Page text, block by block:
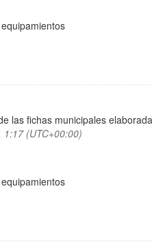
las fichas municipales
(UTC+00:00)